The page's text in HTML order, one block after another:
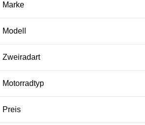
Marke
Modell
Zweiradart
Motorradtyp
Preis